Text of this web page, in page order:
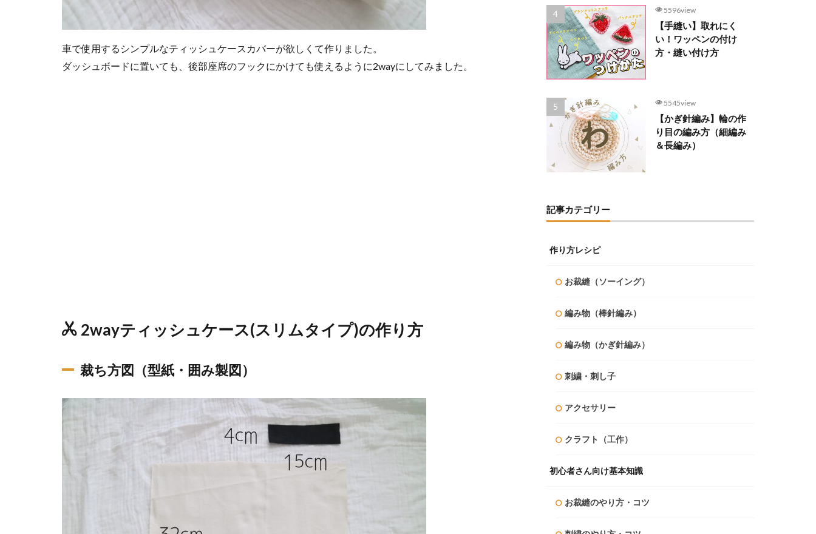
車で使用するシンプルなティッシュケースカバーが欲しくて作りました。
ダッシュボードに置いても、後部座席のフックにかけても使えるように2wayにしてみました。
2wayティッシュケース(スリムタイプ)の作り方
裁ち方図（型紙・囲み製図）
5596view
【手縫い】取れにく
い！ワッペンの付け
方・縫い付け方
5545view
【かぎ針編み】輪の作
り目の編み方（細編み
＆長編み）
記事カテゴリー
作り方レシピ
お裁縫（ソーイング）
編み物（棒針編み）
編み物（かぎ針編み）
刺繍・刺し子
アクセサリー
クラフト（工作）
初心者さん向け基本知識
お裁縫のやり方・コツ